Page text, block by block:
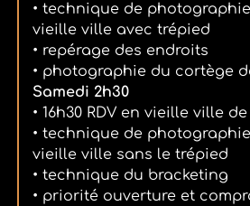
• technique de
vieille ville avec trépied
• repérage des endroits
• photographie du cortège
Samedi 2h30
• 16h30 RDV en vieille ville
• technique de
vieille ville sans le trépied
• technique du bracketing
• priorité ouverture et